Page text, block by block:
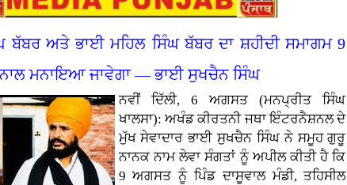
ਬੱਬਰ ਅਤੇ ਭਾਈ ਮਹਿਲ ਸਿੰਘ ਬੱਬਰ ਦਾ ਸ਼ਹੀਦੀ ਸਮਾਗਮ 9
ਮਨਾਇਆ ਜਾਵੇਗਾ — ਭਾਈ ਸੁਖਚੈਨ ਸਿੰਘ
ਨਵੀਂ ਦਿੱਲੀ, 6 ਅਗਸਤ (ਮਨਪ੍ਰੀਤ ਸਿੰਘ
ਖਾਲਸਾ): ਅਖੰਡ ਕੀਰਤਨੀ ਜਥਾ ਇੰਟਰਨੈਸ਼ਨਲ ਦੇ
ਮੁੱਖ ਸੇਵਾਦਾਰ ਭਾਈ ਸੁਖਚੈਨ ਸਿੰਘ ਨੇ ਸਮੂਹ ਗੁਰੂ
ਨਾਨਕ ਨਾਮ ਲੇਵਾ ਸੰਗਤਾਂ ਨੂੰ ਅਪੀਲ ਕੀਤੀ ਹੈ ਕਿ
9 ਅਗਸਤ ਨੂੰ ਪਿੰਡ ਦਾਸੂਵਾਲ ਮੰਡੀ, ਤਹਿਸੀਲ